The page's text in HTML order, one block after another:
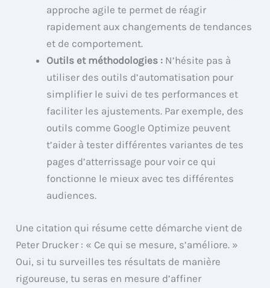
approche agile te permet de réagir
rapidement aux changements de tendances
et de comportement.
Outils et méthodologies : N’hésite pas à
utiliser des outils d’automatisation pour
simplifier le suivi de tes performances et
faciliter les ajustements. Par exemple, des
outils comme Google Optimize peuvent
t’aider à tester différentes variantes de tes
pages d’atterrissage pour voir ce qui
fonctionne le mieux avec tes différentes
audiences.
Une citation qui résume cette démarche vient de
Peter Drucker : « Ce qui se mesure, s’améliore. »
Oui, si tu surveilles tes résultats de manière
rigoureuse, tu seras en mesure d’affiner